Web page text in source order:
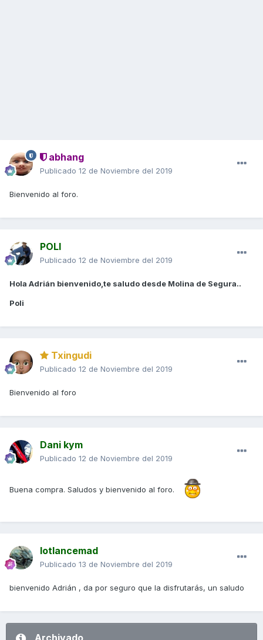
abhang
Publicado 12 de Noviembre del 2019
Bienvenido al foro.
POLI
Publicado 12 de Noviembre del 2019
Hola Adrián bienvenido,te saludo desde Molina de Segura..
Poli
Txingudi
Publicado 12 de Noviembre del 2019
Bienvenido al foro
Dani kym
Publicado 12 de Noviembre del 2019
Buena compra. Saludos y bienvenido al foro.
lotlancemad
Publicado 13 de Noviembre del 2019
bienvenido Adrián , da por seguro que la disfrutarás, un saludo